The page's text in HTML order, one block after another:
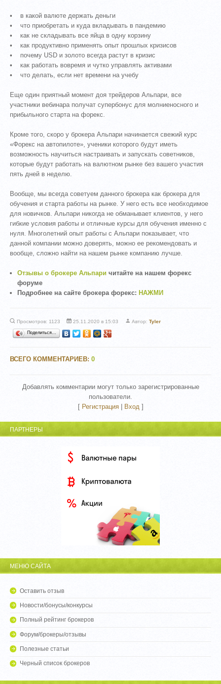
• в какой валюте держать деньги
• что приобретать и куда вкладывать в пандемию
• как не складывать все яйца в одну корзину
• как продуктивно применять опыт прошлых кризисов
• почему USD и золото всегда растут в кризис
• как работать вовремя и чутко управлять активами
• что делать, если нет времени на учебу
Еще один приятный момент доя трейдеров Альпари, все
участники вебинара получат супербонус для молниеносного и
прибыльного старта на форекс.
Кроме того, скоро у брокера Альпари начинается свежий курс
«Форекс на автопилоте», ученики которого будут иметь
возможность научиться настраивать и запускать советников,
которые будут работать на валютном рынке без вашего участия
пять дней в неделю.
Вообще, мы всегда советуем данного брокера как брокера для
обучения и старта работы на рынке. У него есть все необходимое
для новичков. Альпари никогда не обманывает клиентов, у него
гибкие условия работы и отличные курсы для обучения именно с
нуля. Многолетний опыт работы с Альпари показывает, что
данной компании можно доверять, можно ее рекомендовать и
вообще, сложно найти на нашем рынке компанию лучше.
Отзывы о брокере Альпари читайте на нашем форекс
форуме
Подробнее на сайте брокера форекс: НАЖМИ
Просмотров: 1123 25.11.2020 в 15:03 Автор:Tyler
Поделиться…
ВСЕГО КОММЕНТАРИЕВ:0
Добавлять комментарии могут только зарегистрированные
пользователи.
[ Регистрация| Вход ]
ПАРТНЕРЫ
МЕНЮ САЙТА
Оставить отзыв
Новости/бонусы/конкурсы
Полный рейтинг брокеров
Форум/брокеры/отзывы
Полезные статьи
Черный список брокеров